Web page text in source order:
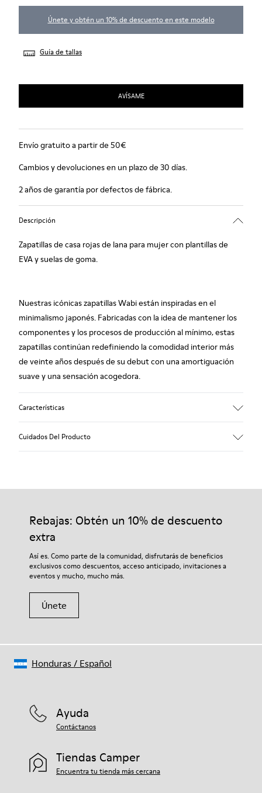
Únete y obtén un 10% de descuento en este modelo
Guía de tallas
AVÍSAME
Envío gratuito a partir de 50€
Cambios y devoluciones en un plazo de 30 días.
2 años de garantía por defectos de fábrica.
Descripción
Zapatillas de casa rojas de lana para mujer con plantillas de
EVA y suelas de goma.
Nuestras icónicas zapatillas Wabi están inspiradas en el
minimalismo japonés. Fabricadas con la idea de mantener los
componentes y los procesos de producción al mínimo, estas
zapatillas continúan redefiniendo la comodidad interior más
de veinte años después de su debut con una amortiguación
suave y una sensación acogedora.
Características
EVA
Lining
Cuidados Del Producto
Nuestros zapatos se han fabricado con materiales de primera
adecuados para el cuidado del calzado los protegerá y
garantizará que duren más tiempo.
Si deseas obtener información detallada sobre cómo cuidar de
tu par, visita nuestraGuía para el cuidado del calzado.
Rebajas: Obtén un 10% de descuento
extra
Así es. Como parte de la comunidad, disfrutarás de beneficios
exclusivos como descuentos, acceso anticipado, invitaciones a
eventos y mucho, mucho más.
Únete
Ayuda
Contáctanos
Tiendas Camper
Encuentra tu tienda más cercana
Honduras/ Español